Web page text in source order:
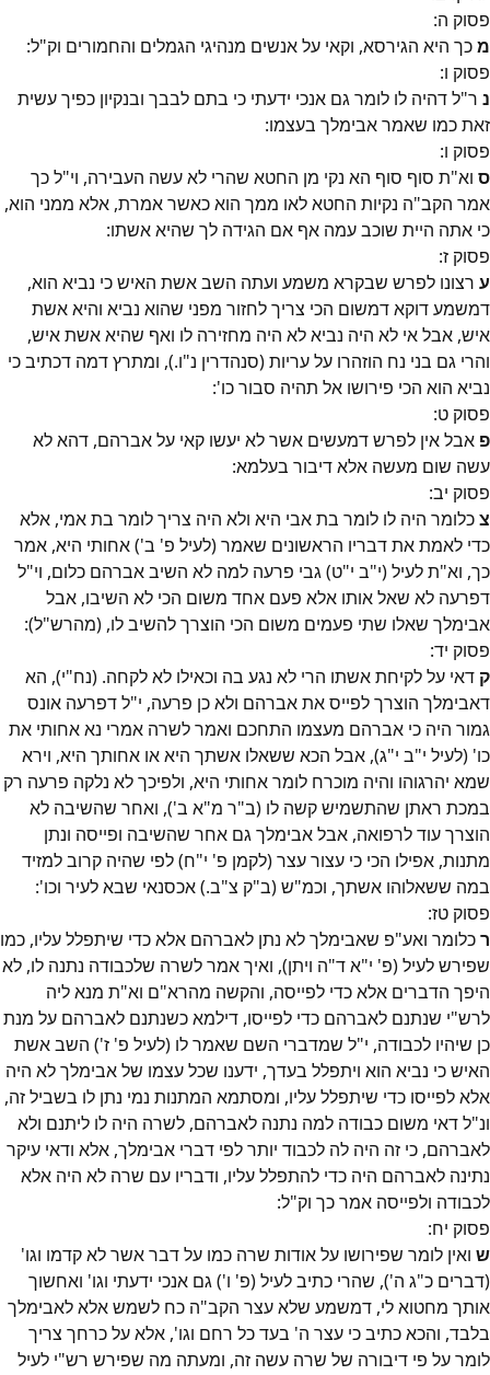
פסוק ה:
מכך היא הגירסא, וקאי על אנשים מנהיגי הגמלים והחמורים וק"ל:
פסוק ו:
נ ר"ל דהיה לו לומר גם אנכי ידעתי כי בתם לבבך ובנקיון כפיך עשית
זאת כמו שאמר אבימלך בעצמו:
פסוק ו:
ס וא"ת סוף סוף הא נקי מן החטא שהרי לא עשה העבירה, וי"ל כך
אמר הקב"ה נקיות החטא לאו ממך הוא כאשר אמרת, אלא ממני הוא,
כי אתה היית שוכב עמה אף אם הגידה לך שהיא אשתו:
פסוק ז:
ע רצונו לפרש שבקרא משמע ועתה השב אשת האיש כי נביא הוא,
דמשמע דוקא דמשום הכי צריך לחזור מפני שהוא נביא והיא אשת
איש, אבל אי לא היה נביא לא היה מחזירה לו ואף שהיא אשת איש,
והרי גם בני נח הוזהרו על עריות (סנהדרין נ"ו.), ומתרץ דמה דכתיב כי
נביא הוא הכי פירושו אל תהיה סבור כו':
פסוק ט:
פ אבל אין לפרש דמעשים אשר לא יעשו קאי על אברהם, דהא לא
עשה שום מעשה אלא דיבור בעלמא:
פסוק יב:
צכלומר היה לו לומר בת אבי היא ולא היה צריך לומר בת אמי, אלא
כדי לאמת את דבריו הראשונים שאמר (לעיל פ' ב') אחותי היא, אמר
כך, וא"ת לעיל (י"ב י"ט) גבי פרעה למה לא השיב אברהם כלום, וי"ל
דפרעה לא שאל אותו אלא פעם אחד משום הכי לא השיבו, אבל
אבימלך שאלו שתי פעמים משום הכי הוצרך להשיב לו, (מהרש"ל):
פסוק יד:
ק דאי על לקיחת אשתו הרי לא נגע בה וכאילו לא לקחה. (נח"י), הא
דאבימלך הוצרך לפייס את אברהם ולא כן פרעה, י"ל דפרעה אונס
גמור היה כי אברהם מעצמו התחכם ואמר לשרה אמרי נא אחותי את
כו' (לעיל י"ב י"ג), אבל הכא ששאלו אשתך היא או אחותך היא, וירא
שמא יהרגוהו והיה מוכרח לומר אחותי היא, ולפיכך לא נלקה פרעה רק
במכת ראתן שהתשמיש קשה לו (ב"ר מ"א ב'), ואחר שהשיבה לא
הוצרך עוד לרפואה, אבל אבימלך גם אחר שהשיבה ופייסה ונתן
מתנות, אפילו הכי כי עצור עצר (לקמן פ' י"ח) לפי שהיה קרוב למזיד
במה ששאלוהו אשתך, וכמ"ש (ב"ק צ"ב.) אכסנאי שבא לעיר וכו':
פסוק טז:
רכלומר ואע"פ שאבימלך לא נתן לאברהם אלא כדי שיתפלל עליו, כמו
שפירש לעיל (פ' י"א ד"ה ויתן), ואיך אמר לשרה שלכבודה נתנה לו, לא
היפך הדברים אלא כדי לפייסה, והקשה מהרא"ם וא"ת מנא ליה
לרש"י שנתנם לאברהם כדי לפייסו, דילמא כשנתנם לאברהם על מנת
כן שיהיו לכבודה, י"ל שמדברי השם שאמר לו (לעיל פ' ז') השב אשת
האיש כי נביא הוא ויתפלל בעדך, ידענו שכל עצמו של אבימלך לא היה
אלא לפייסו כדי שיתפלל עליו, ומסתמא המתנות נמי נתן לו בשביל זה,
ונ"ל דאי משום כבודה למה נתנה לאברהם, לשרה היה לו ליתנם ולא
לאברהם, כי זה היה לה לכבוד יותר לפי דברי אבימלך, אלא ודאי עיקר
נתינה לאברהם היה כדי להתפלל עליו, ודבריו עם שרה לא היה אלא
לכבודה ולפייסה אמר כך וק"ל:
פסוק יח:
ש ואין לומר שפירושו על אודות שרה כמו על דבר אשר לא קדמו וגו'
(דברים כ"ג ה'), שהרי כתיב לעיל (פ' ו') גם אנכי ידעתי וגו' ואחשוך
אותך מחטוא לי, דמשמע שלא עצר הקב"ה כח לשמש אלא לאבימלך
בלבד, והכא כתיב כי עצר ה' בעד כל רחם וגו', אלא על כרחך צריך
לומר על פי דיבורה של שרה עשה זה, ומעתה מה שפירש רש"י לעיל